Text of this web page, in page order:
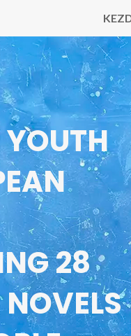
YOUTH
28